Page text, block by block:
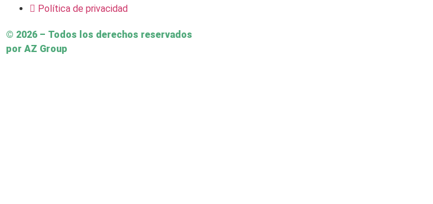
Política de privacidad
© 2026 – Todos los derechos reservados
por AZ Group